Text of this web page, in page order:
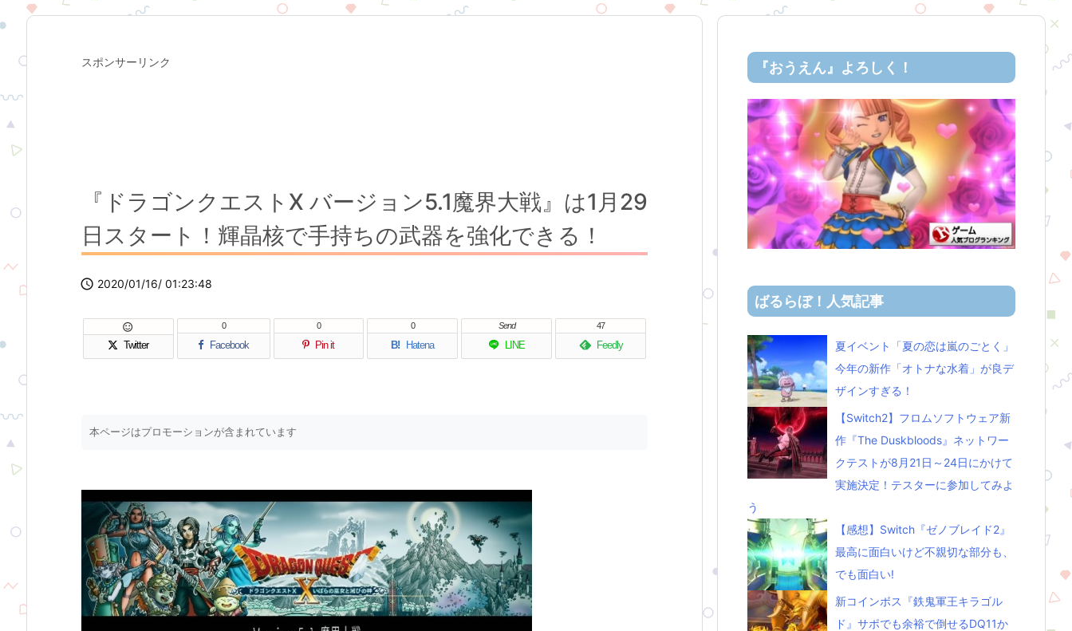
スポンサーリンク
『ドラゴンクエストX バージョン5.1魔界大戦』は1月29
日スタート！輝晶核で手持ちの武器を強化できる！
 2020/01/16/ 01:23:48
Twitter

Facebook
0
Pin it
0
B! Hatena
0
LINE
Send
Feedly
47
本ページはプロモーションが含まれています
『おうえん』よろしく！
ばるらぼ！人気記事
夏イベント「夏の恋は嵐のごとく」
今年の新作「オトナな水着」が良デ
ザインすぎる！
【Switch2】フロムソフトウェア新
作『The Duskbloods』ネットワー
クテストが8月21日～24日にかけて
実施決定！テスターに参加してみよ
う
【感想】Switch『ゼノブレイド2』
最高に面白いけど不親切な部分も、
でも面白い!
新コインボス『鉄鬼軍王キラゴル
ド』サポでも余裕で倒せるDQ11か